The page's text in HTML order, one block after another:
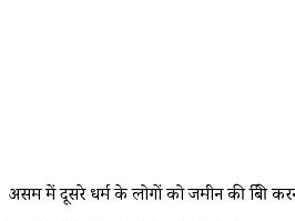
असम में दूसरे धर्म के लोगों को जमीन की बिक्री